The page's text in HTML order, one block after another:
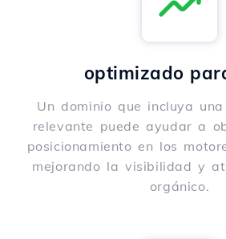
optimizado
Un dominio que incluya
relevante puede ayudar a
posicionamiento en los
mejorando la visibilidad y
orgánico.